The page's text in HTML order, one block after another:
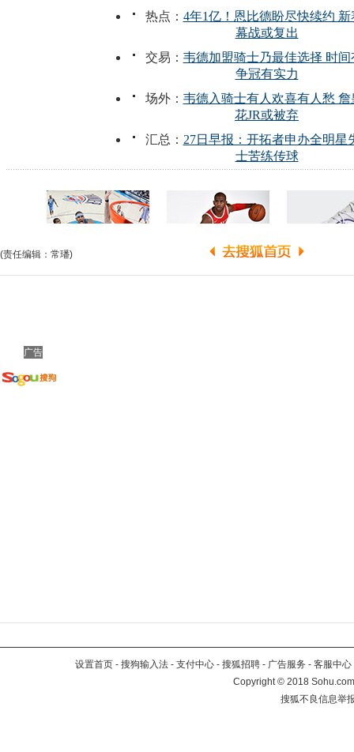
(责任编辑：常璠)
广告
设置首页 - 搜狗输入法 - 支付中心 - 搜狐招聘 - 广告服务 - 客服中心
Copyright©2018
搜狐不良信息举